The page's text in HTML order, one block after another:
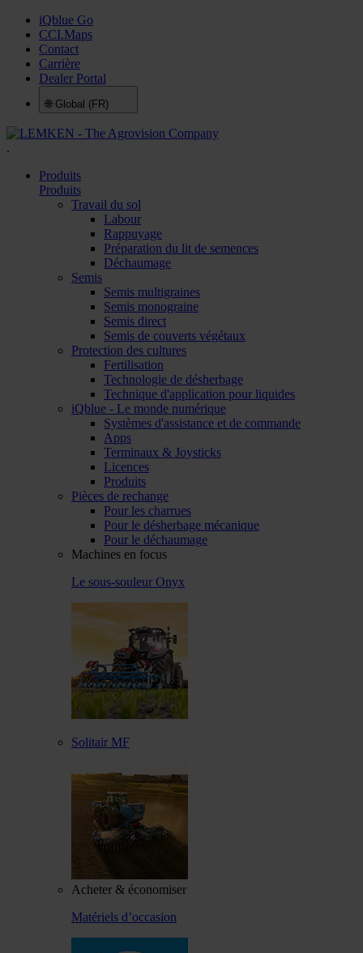
iQblue Go
CCI.Maps
Contact
Carrière
Dealer Portal
🌐 Global (FR)
.
Produits
Produits
Travail du sol
Labour
Rappuyage
Préparation du lit de semences
Déchaumage
Semis
Semis multigraines
Semis monograine
Semis direct
Semis de couverts végétaux
Protection des cultures
Fertilisation
Technologie de désherbage
Technique d'application pour liquides
iQblue - Le monde numérique
Systèmes d'assistance et de commande
Apps
Terminaux & Joysticks
Licences
Produits
Pièces de rechange
Pour les charrues
Pour le désherbage mécanique
Pour le déchaumage
Machines en focus
Le sous-souleur Onyx
Solitair MF
Acheter & économiser
Matériels d’occasion